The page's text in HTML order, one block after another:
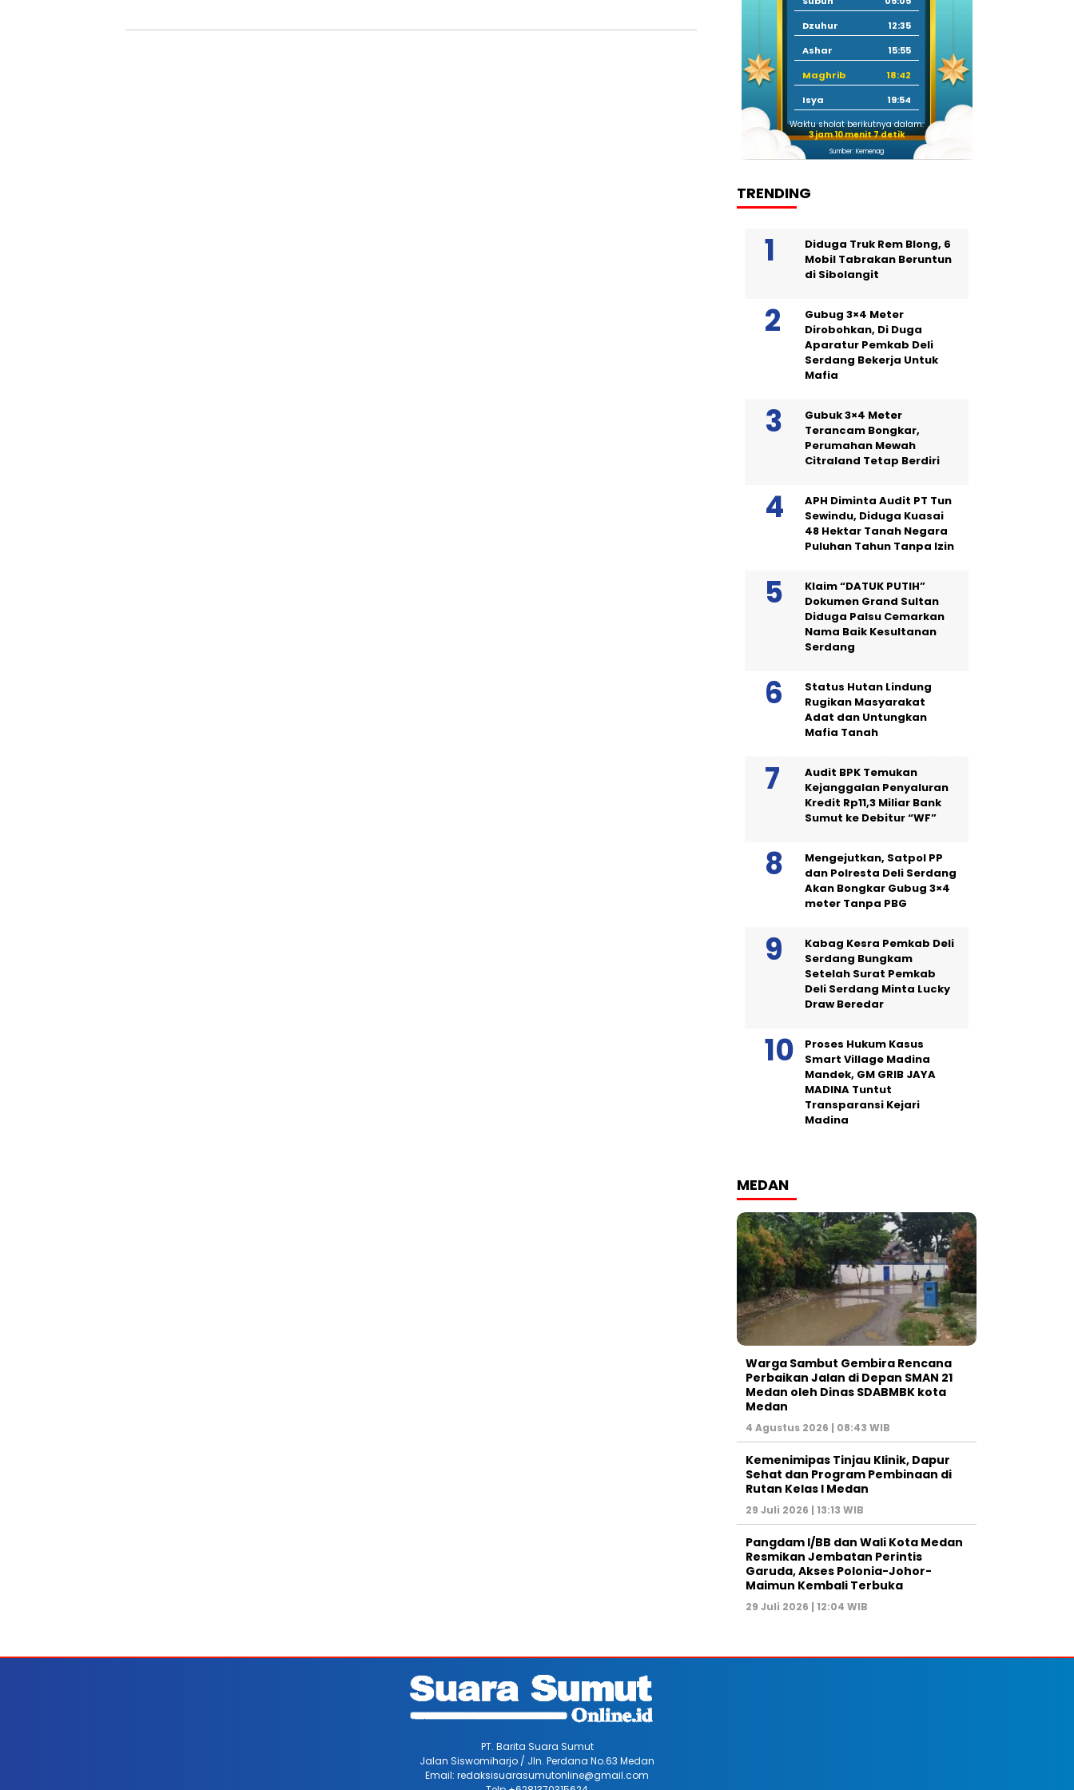
Dzuhur
12:35
Ashar
15:55
Maghrib
18:42
Isya
19:54
Waktu sholat berikutnya dalam:
3 jam 10 menit 6 detik
Sumber: Kemenag
TRENDING
Diduga Truk Rem Blong, 6
Mobil Tabrakan Beruntun
di Sibolangit
Gubug 3×4 Meter
Dirobohkan, Di Duga
Aparatur Pemkab Deli
Serdang Bekerja Untuk
Mafia
Gubuk 3×4 Meter
Terancam Bongkar,
Perumahan Mewah
Citraland Tetap Berdiri
APH Diminta Audit PT Tun
Sewindu, Diduga Kuasai
48 Hektar Tanah Negara
Puluhan Tahun Tanpa Izin
Klaim “DATUK PUTIH”
Dokumen Grand Sultan
Diduga Palsu Cemarkan
Nama Baik Kesultanan
Serdang
Status Hutan Lindung
Rugikan Masyarakat
Adat dan Untungkan
Mafia Tanah
Audit BPK Temukan
Kejanggalan Penyaluran
Kredit Rp11,3 Miliar Bank
Sumut ke Debitur “WF”
Mengejutkan, Satpol PP
dan Polresta Deli Serdang
Akan Bongkar Gubug 3×4
meter Tanpa PBG
Kabag Kesra Pemkab Deli
Serdang Bungkam
Setelah Surat Pemkab
Deli Serdang Minta Lucky
Draw Beredar
Proses Hukum Kasus
Smart Village Madina
Mandek, GM GRIB JAYA
MADINA Tuntut
Transparansi Kejari
Madina
MEDAN
Warga Sambut Gembira Rencana
Perbaikan Jalan di Depan SMAN 21
Medan oleh Dinas SDABMBK kota
Medan
4 Agustus 2026 | 08:43 WIB
Kemenimipas Tinjau Klinik, Dapur
Sehat dan Program Pembinaan di
Rutan Kelas I Medan
29 Juli 2026 | 13:13 WIB
Pangdam I/BB dan Wali Kota Medan
Resmikan Jembatan Perintis
Garuda, Akses Polonia-Johor-
Maimun Kembali Terbuka
29 Juli 2026 | 12:04 WIB
PT. Barita Suara Sumut
Jalan Siswomiharjo / Jln. Perdana No.63 Medan
Email: redaksisuarasumutonline@gmail.com